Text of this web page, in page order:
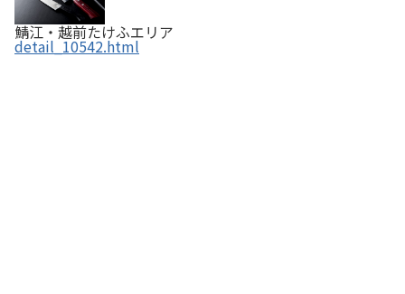
鯖江・越前たけふエリア
detail_10542.html